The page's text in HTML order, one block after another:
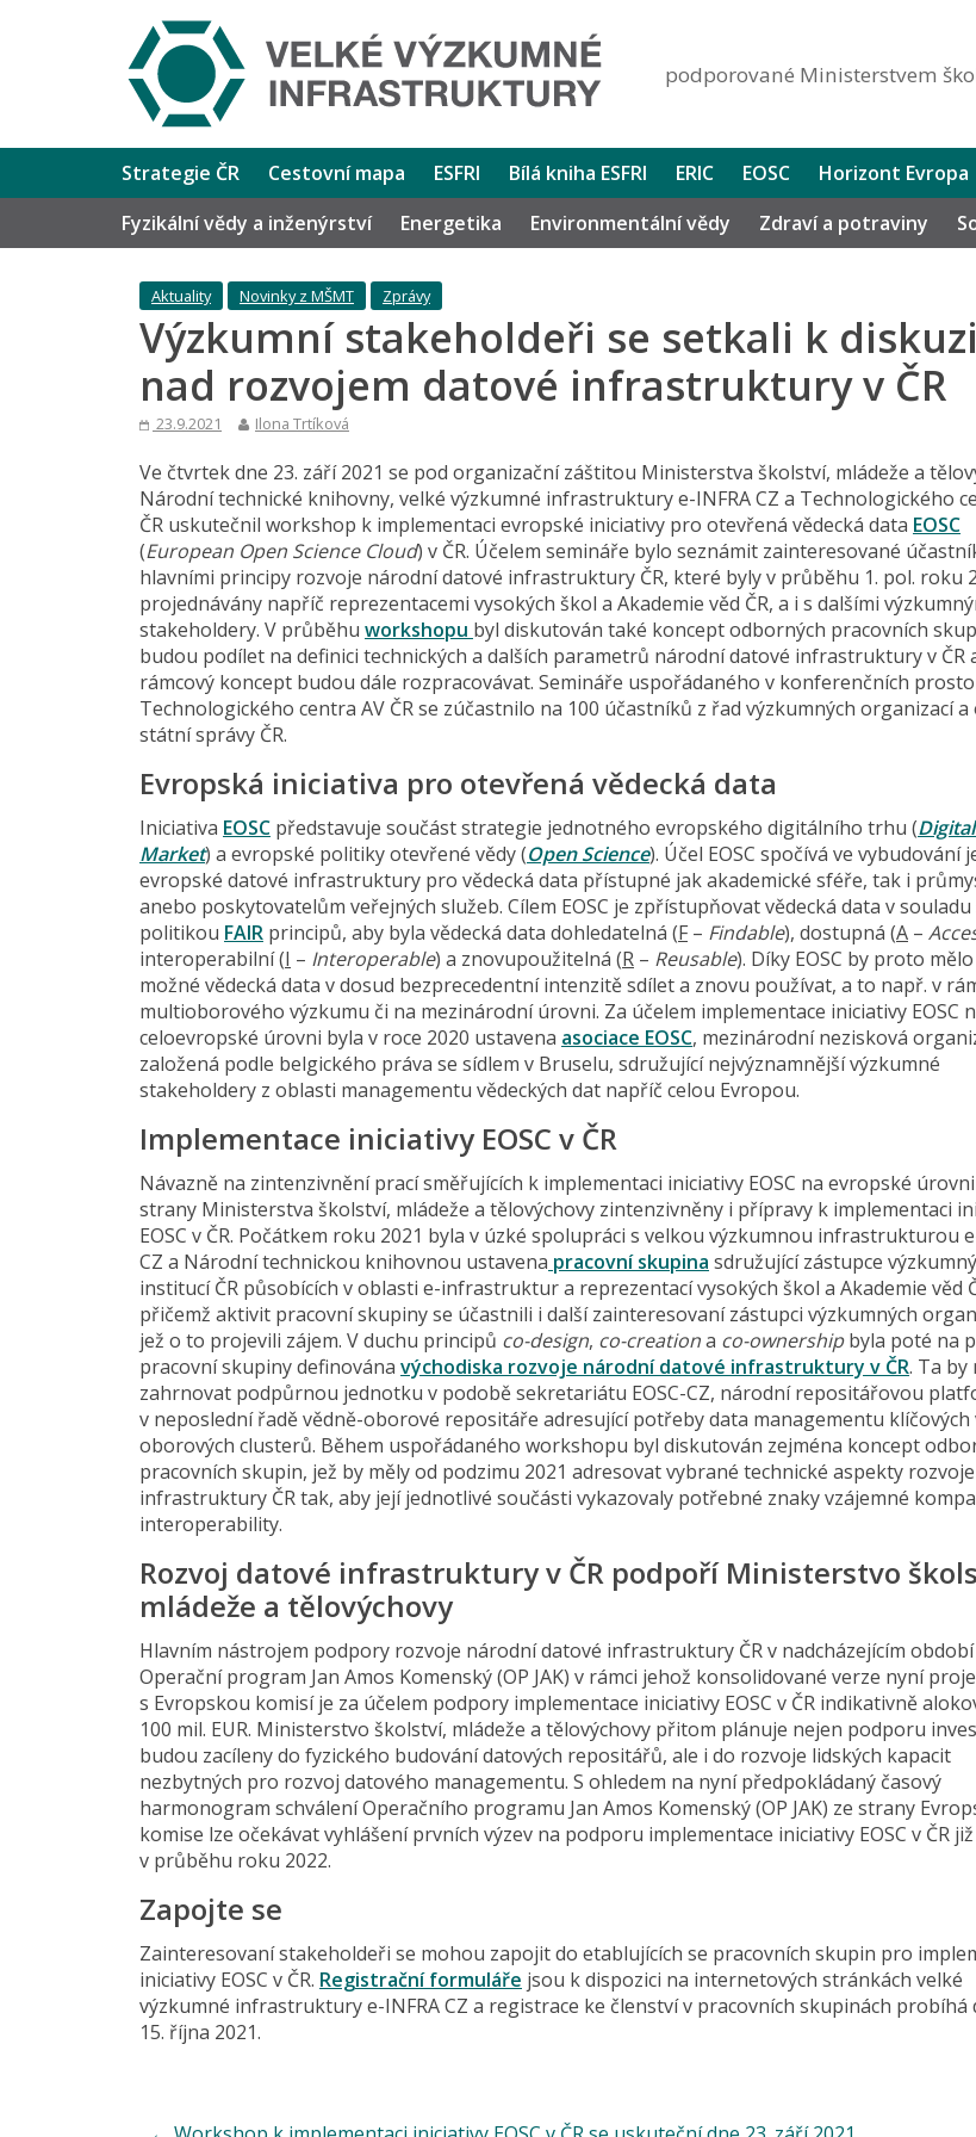
podporované Ministerstvem
Strategie ČR Cestovní mapa ESFRI Bílá kniha ESFRI ERIC EOSC Horizont Evropa
Fyzikální vědy a inženýrství
Energetika Environmentální vědy Zdraví a potraviny
Aktuality Novinky z MŠMT Zprávy
Výzkumní stakeholdeři se setkali k diskuzi
nad rozvojem datové infrastruktury v ČR
23.9.2021 Ilona Trtíková
Ve čtvrtek dne 23. září 2021 se pod organizační záštitou Ministerstva školství, mládeže a
Národní technické knihovny, velké výzkumné infrastruktury e-INFRA CZ a Technologického
ČR uskutečnil workshop k implementaci evropské iniciativy pro otevřená vědecká data EOSC
(European Open Science Cloud) v ČR. Účelem semináře bylo seznámit zainteresované
hlavními principy rozvoje národní datové infrastruktury ČR, které byly v průběhu 1. pol. roku
projednávány napříč reprezentacemi vysokých škol a Akademie věd ČR, a i s dalšími
stakeholdery. V průběhu workshopu byl diskutován také koncept odborných pracovních
budou podílet na definici technických a dalších parametrů národní datové infrastruktury v ČR
rámcový koncept budou dále rozpracovávat. Semináře uspořádaného v konferenčních
Technologického centra AV ČR se zúčastnilo na 100 účastníků z řad výzkumných organizací
státní správy ČR.
Evropská iniciativa pro otevřená vědecká data
Iniciativa EOSC představuje součást strategie jednotného evropského digitálního trhu (
Market) a evropské politiky otevřené vědy (Open Science). Účel EOSC spočívá ve vybudování
evropské datové infrastruktury pro vědecká data přístupné jak akademické sféře, tak i
anebo poskytovatelům veřejných služeb. Cílem EOSC je zpřístupňovat vědecká data v souladu
politikou FAIR principů, aby byla vědecká data dohledatelná (F – Findable), dostupná (A –
interoperabilní (I – Interoperable) a znovupoužitelná (R – Reusable). Díky EOSC by proto
možné vědecká data v dosud bezprecedentní intenzitě sdílet a znovu používat, a to např. v
multioborového výzkumu či na mezinárodní úrovni. Za účelem implementace iniciativy EOSC
celoevropské úrovni byla v roce 2020 ustavena asociace EOSC, mezinárodní nezisková
založená podle belgického práva se sídlem v Bruselu, sdružující nejvýznamnější výzkumné
stakeholdery z oblasti managementu vědeckých dat napříč celou Evropou.
Implementace iniciativy EOSC v ČR
Návazně na zintenzivnění prací směřujících k implementaci iniciativy EOSC na evropské
strany Ministerstva školství, mládeže a tělovýchovy zintenzivněny i přípravy k implementaci
EOSC v ČR. Počátkem roku 2021 byla v úzké spolupráci s velkou výzkumnou infrastrukturou
CZ a Národní technickou knihovnou ustavena pracovní skupina sdružující zástupce
institucí ČR působících v oblasti e-infrastruktur a reprezentací vysokých škol a Akademie věd
přičemž aktivit pracovní skupiny se účastnili i další zainteresovaní zástupci výzkumných
jež o to projevili zájem. V duchu principů co-design, co-creationa co-ownershipbyla poté na
pracovní skupiny definována východiska rozvoje národní datové infrastruktury v ČR. Ta by
zahrnovat podpůrnou jednotku v podobě sekretariátu EOSC-CZ, národní repositářovou
v neposlední řadě vědně-oborové repositáře adresující potřeby data managementu klíčových
oborových clusterů. Během uspořádaného workshopu byl diskutován zejména koncept
pracovních skupin, jež by měly od podzimu 2021 adresovat vybrané technické aspekty
infrastruktury ČR tak, aby její jednotlivé součásti vykazovaly potřebné znaky vzájemné
interoperability.
Rozvoj datové infrastruktury v ČR podpoří Ministerstvo
mládeže a tělovýchovy
Hlavním nástrojem podpory rozvoje národní datové infrastruktury ČR v nadcházejícím
Operační program Jan Amos Komenský (OP JAK) v rámci jehož konsolidované verze nyní
s Evropskou komisí je za účelem podpory implementace iniciativy EOSC v ČR indikativně
100 mil. EUR. Ministerstvo školství, mládeže a tělovýchovy přitom plánuje nejen podporu
budou zacíleny do fyzického budování datových repositářů, ale i do rozvoje lidských kapacit
nezbytných pro rozvoj datového managementu. S ohledem na nyní předpokládaný časový
harmonogram schválení Operačního programu Jan Amos Komenský (OP JAK) ze strany
komise lze očekávat vyhlášení prvních výzev na podporu implementace iniciativy EOSC v ČR již
v průběhu roku 2022.
Zapojte se
Zainteresovaní stakeholdeři se mohou zapojit do etablujících se pracovních skupin pro
iniciativy EOSC v ČR. Registrační formuláře jsou k dispozici na internetových stránkách velké
výzkumné infrastruktury e-INFRA CZ a registrace ke členství v pracovních skupinách probíhá
15. října 2021.